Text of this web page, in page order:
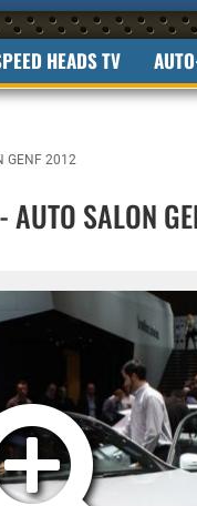
HEADS TV
GENF 2012
AUTO SALON